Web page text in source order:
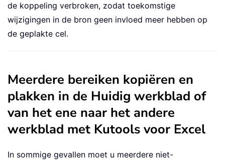
de koppeling verbroken, zodat toekomstige
wijzigingen in de bron geen invloed meer hebben op
de geplakte cel.
Meerdere bereiken kopiëren en
plakken in de Huidig werkblad of
van het ene naar het andere
werkblad met Kutools voor Excel
In sommige gevallen moet u meerdere niet-